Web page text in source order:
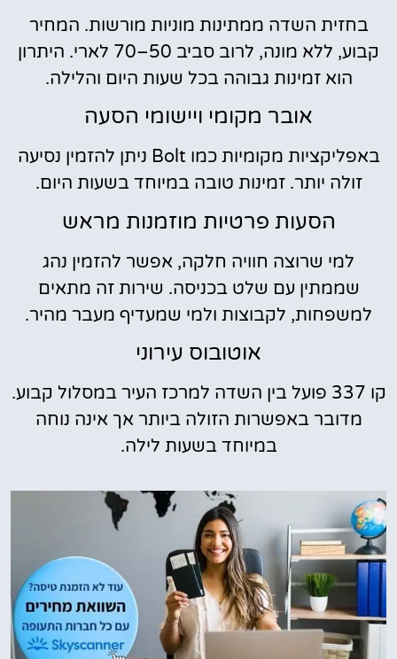
בחזית השדה ממתינות מוניות מורשות. המחיר
קבוע, ללא מונה, לרוב סביב 50–70 לארי. היתרון
הוא זמינות גבוהה בכל שעות היום והלילה.
אובר מקומי ויישומי הסעה
באפליקציות מקומיות כמו Bolt ניתן להזמין נסיעה
זולה יותר. זמינות טובה במיוחד בשעות היום.
הסעות פרטיות מוזמנות מראש
למי שרוצה חוויה חלקה, אפשר להזמין נהג
שממתין עם שלט בכניסה. שירות זה מתאים
למשפחות, לקבוצות ולמי שמעדיף מעבר מהיר.
אוטובוס עירוני
קו 337 פועל בין השדה למרכז העיר במסלול קבוע.
מדובר באפשרות הזולה ביותר אך אינה נוחה
במיוחד בשעות לילה.